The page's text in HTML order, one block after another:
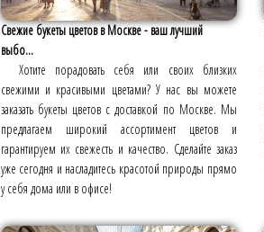
Свежие букеты цветов в Москве - ваш лучший
выбо...
Хотите порадовать себя или своих близких
свежими и красивыми цветами? У нас вы можете
заказать букеты цветов с доставкой по Москве. Мы
предлагаем широкий ассортимент цветов и
гарантируем их свежесть и качество. Сделайте заказ
уже сегодня и насладитесь красотой природы прямо
у себя дома или в офисе!